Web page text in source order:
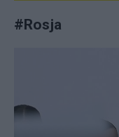
#Rosja